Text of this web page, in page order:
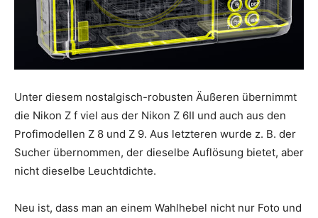
Unter diesem nostalgisch-robusten Äußeren übernimmt
die Nikon Z f viel aus der Nikon Z 6II und auch aus den
Profimodellen Z 8 und Z 9. Aus letzteren wurde z. B. der
Sucher übernommen, der dieselbe Auflösung bietet, aber
nicht dieselbe Leuchtdichte.
Neu ist, dass man an einem Wahlhebel nicht nur Foto und